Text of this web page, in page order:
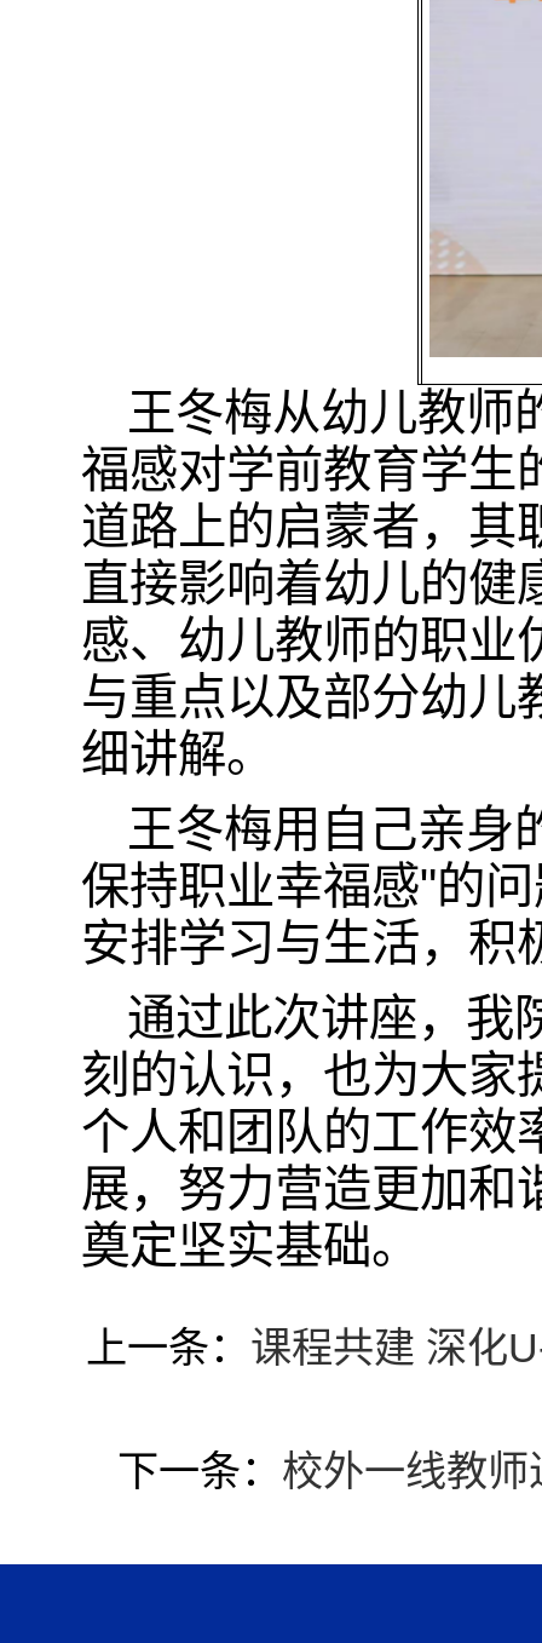
王冬梅从幼儿教师
福感对学前教育学生
道路上的启蒙者，其
直接影响着幼儿的健
感、幼儿教师的职业
与重点以及部分幼儿
细讲解。
王冬梅用自己亲身
保持职业幸福感"的
安排学习与生活，积
通过此次讲座，我
刻的认识，也为大家
个人和团队的工作效
展，努力营造更加和
奠定坚实基础。
上一条： 课程共建 深化
下一条： 校外一线教